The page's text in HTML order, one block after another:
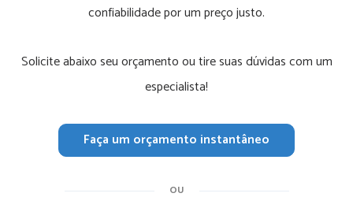
confiabilidade por um preço justo.
Solicite abaixo seu orçamento ou tire suas dúvidas com um
especialista!
Faça um orçamento instantâneo
OU